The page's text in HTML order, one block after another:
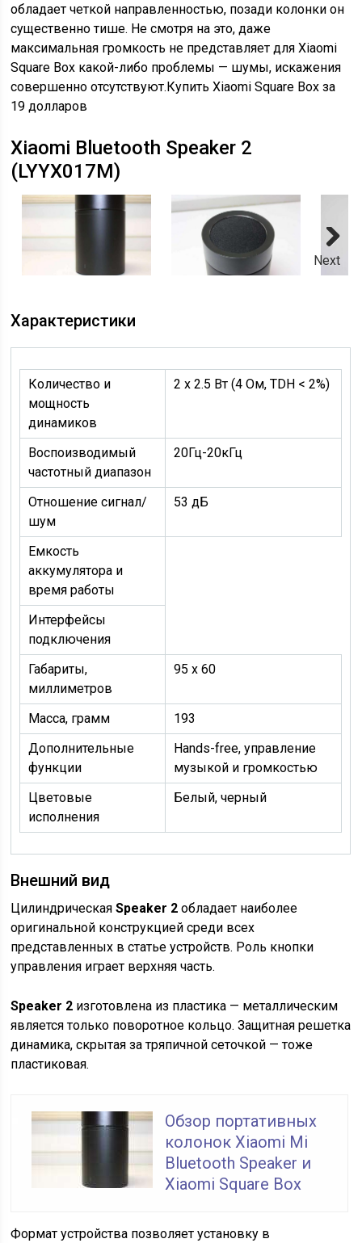
обладает четкой направленностью, позади колонки он
существенно тише. Не смотря на это, даже
максимальная громкость не представляет для Xiaomi
Square Box какой-либо проблемы — шумы, искажения
совершенно отсутствуют.Купить Xiaomi Square Box за
19 долларов
Xiaomi Bluetooth Speaker 2
(LYYX017M)
Next
Характеристики
Количество и
мощность
динамиков
2 х 2.5 Вт (4 Ом, TDH < 2%)
Воспоизводимый
частотный диапазон
20Гц-20кГц
Отношение сигнал/
шум
53 дБ
Емкость
аккумулятора и
время работы
Интерфейсы
подключения
Габариты,
миллиметров
95 х 60
Масса, грамм
193
Дополнительные
функции
Hands-free, управление
музыкой и громкостью
Цветовые
исполнения
Белый, черный
Внешний вид
ЦилиндрическаяSpeaker 2 обладает наиболее
оригинальной конструкцией среди всех
представленных в статье устройств. Роль кнопки
управления играет верхняя часть.
Speaker 2 изготовлена из пластика — металлическим
является только поворотное кольцо. Защитная решетка
динамика, скрытая за тряпичной сеточкой — тоже
пластиковая.
Обзор портативных
колонок Xiaomi Mi
Bluetooth Speaker и
Xiaomi Square Box
Формат устройства позволяет установку в